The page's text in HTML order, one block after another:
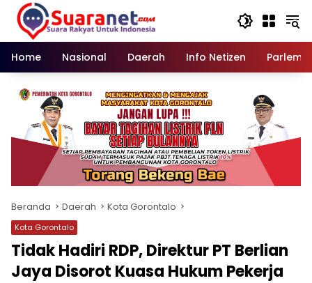
Langsung
konten
Home
Nasional Daerah Info Netizen
Beranda Daerah Kota Gorontalo
Kota Gorontalo
Tidak Hadiri RDP, Direktur PT Berlian
Jaya Disorot Kuasa Hukum Pekerja